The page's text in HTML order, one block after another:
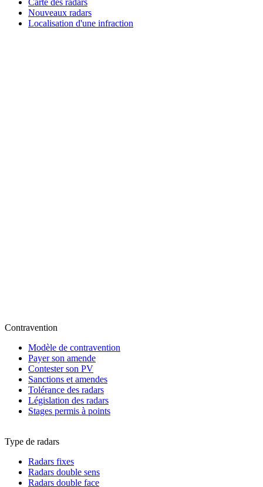
Carte des radars
Nouveaux radars
Localisation d'une infraction
Contravention
Modèle de contravention
Payer son amende
Contester son PV
Sanctions et amendes
Tolérance des radars
Législation des radars
Stages permis à points
Type de radars
Radars fixes
Radars double sens
Radars double face